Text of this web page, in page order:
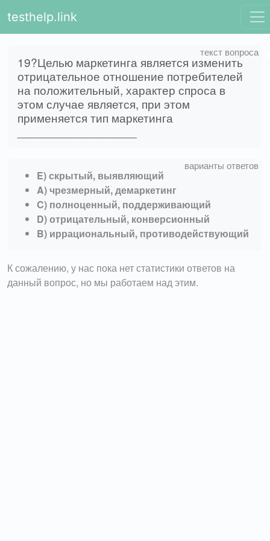
testhelp.link
19?Целью маркетинга является изменить
отрицательное отношение потребителей
на положительный, характер спроса в
этом случае является, при этом
применяется тип маркетинга
E) скрытый, выявляющий
A) чрезмерный, демаркетинг
C) полноценный, поддерживающий
D) отрицательный, конверсионный
B) иррациональный, противодействующий
К сожалению, у нас пока нет статистики ответов на
данный вопрос, но мы работаем над этим.